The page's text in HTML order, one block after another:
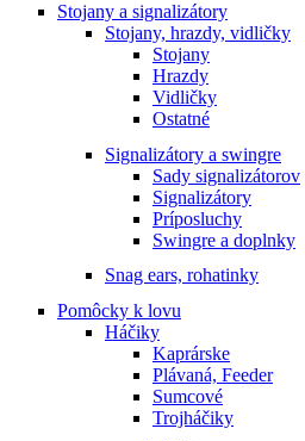
Stojany a signalizátory
Stojany, hrazdy, vidličky
Stojany
Hrazdy
Vidličky
Ostatné
Signalizátory a swingre
Sady signalizátorov
Signalizátory
Príposluchy
Swingre a doplnky
Snag ears, rohatinky
Pomôcky k lovu
Háčiky
Kaprárske
Plávaná, Feeder
Sumcové
Trojháčiky